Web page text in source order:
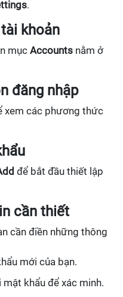
.
khoản
mụcAccounts nằm ở
đăng nhập
xem các phương thức
để bắt đầu thiết lập
cần thiết
cần điền những thông
mới của bạn.
mật khẩu để xác minh.